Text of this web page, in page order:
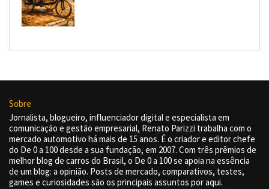
Sobre
Jornalista, blogueiro, influenciador digital e especialista em
comunicação e gestão empresarial, Renato Parizzi trabalha com o
mercado automotivo há mais de 15 anos. É o criador e editor chefe
do De 0 a 100 desde a sua fundação, em 2007. Com três prêmios de
melhor blog de carros do Brasil, o De 0 a 100 se apoia na essência
de um blog: a opinião. Posts de mercado, comparativos, testes,
games e curiosidades são os principais assuntos por aqui.